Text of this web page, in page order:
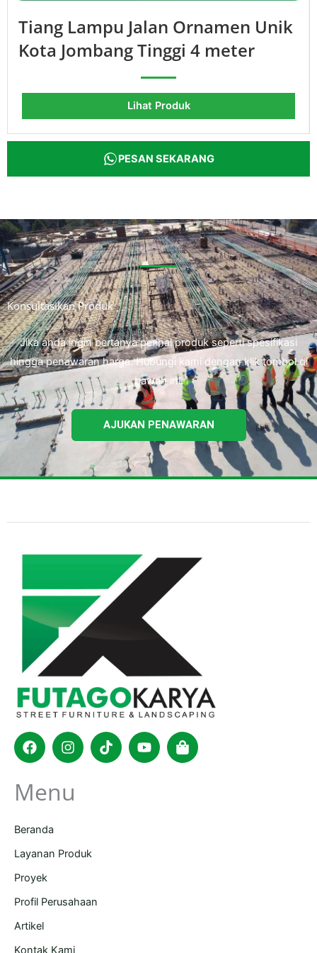
Tiang Lampu Jalan Ornamen Unik
Kota Jombang Tinggi 4 meter
Lihat Produk
PESAN SEKARANG
Konsultasikan Produk
Jika anda ingin bertanya perihal produk seperti spesifikasi
hingga penawaran harga. Hubungi kami dengan klik tombol di
bawah ini.
AJUKAN PENAWARAN
FacebookInstagram
TiktokYoutubeShopping-
bag
Menu
Beranda
Layanan Produk
Proyek
Profil Perusahaan
Artikel
Kontak Kami